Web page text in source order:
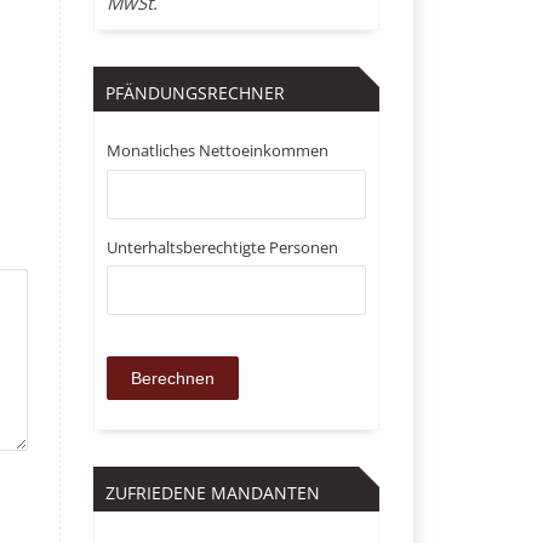
PFÄNDUNGSRECHNER
Monatliches Nettoeinkommen
Unterhaltsberechtigte Personen
ZUFRIEDENE MANDANTEN